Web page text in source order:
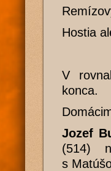
Hostia
V
konca.
Jozef
(514)
s